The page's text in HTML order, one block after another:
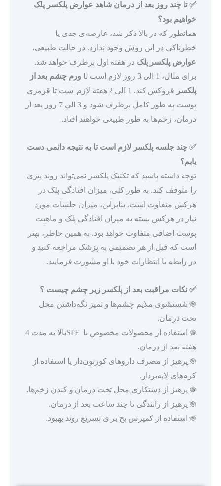
✅تا چند روز بعد از درمان شاهد عوارض پلکسر پلک
خواهیم بود؟
همانطور که در بالا ذکر شد، عارضه‌ی جدی یا
خطرناکی در این روش وجود ندارد. در حالت طبیعی،
عوارض پلکسر پلک در هفته اول برطرف خواهد شد.
برای مثال، 1 الی 3 روز لازم است تا
ورم چشم بعد از
پلکسر
فروکش کند. 1 الی 2 هفته لازم است تا قرمزی
پوست به طور کامل برطرف شود و 3 الی 7 روز بعد از
درمان، زخم‌ها به طور طبیعی خواهند افتاد.
✅ چند جلسه پلکسر لازم است تا به نتیجه دائمی دست
یابم؟
توجه داشته باشید که تکنیک پلکسر نمی‌تواند روند پیری
را متوقف کند. به طور کلی، میزان افتادگی پلک در
هرکس متفاوت است. بنابراین، میزان جلسات مورد
نیاز در هرکس بسته به میزان افتادگی پلک و ماهیت
پوست اضافی متفاوت خواهد بود. به همین خاطر، بهتر
است که قبل از هر تصمیمی به پزشک مراجعه کنید و
در رابطه با انتظارات خود با او مشورت فرمایید.
✅ نکات مراقبت بعد از پلکسر زیر چشم چیست ؟
֎ شستشوی ملایم چشم‌ها و تمیز نگه‌داشتن محل
تحت درمان.
֎ استفاده از محصولات مخصوص با SPFبالا به مدت 4
هفته بعد از درمان.
֎ پرهیز از مصرف داروهای کورتون‌دار یا استفاده از
کرم‌های لایه‌بردار.
֎ پرهیز از دستکاری محل تحت درمان و کندن زخم‌ها.
֎ پرهیز از رانندگی تا چند ساعت بعد از درمان.
֎ استفاده از کمپرس یخ برای تسریع روند بهبود.